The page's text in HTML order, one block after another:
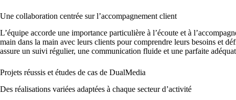
Une collaboration centrée sur l’accompagnement client
L’équipe accorde une importance particulière à l’écoute et à
main dans la main avec leurs clients pour comprendre leurs besoins et
assure un suivi régulier, une communication fluide et une parfaite
Projets réussis et études de cas de DualMedia
Des réalisations variées adaptées à chaque secteur d’activité